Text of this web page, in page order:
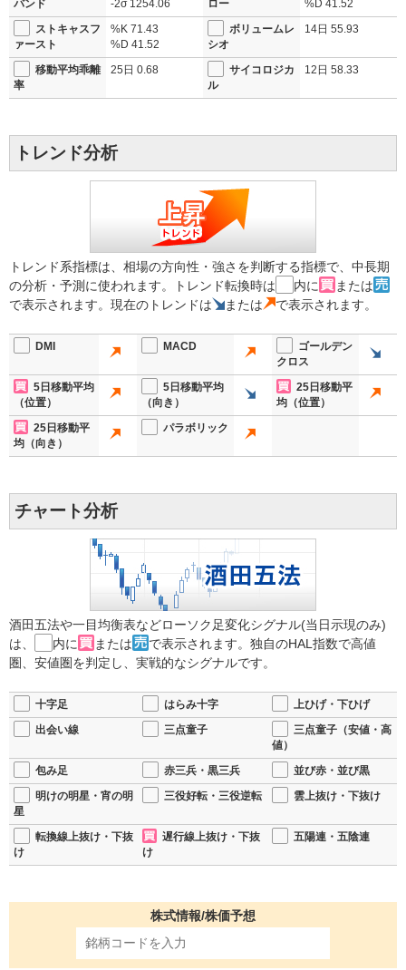
バンド -2σ 1254.06 ロー %D 41.52
ストキャスフ
ァースト
%K 71.43
%D 41.52
ボリュームレ
シオ
14日 55.93
移動平均乖離
率
25日 0.68
サイコロジカ
ル
12日 58.33
トレンド分析
トレンド系指標は、相場の方向性・強さを判断する指標で、中長期
の分析・予測に使われます。トレンド転換時は
内に
または
で表示されます。現在のトレンドは
または で表示されます。
DMI MACD
ゴールデン
クロス
5日移動平均
（位置）
5日移動平均
（向き）
25日移動平
均（位置）
25日移動平
均（向き）
パラボリック
チャート分析
酒田五法や一目均衡表などローソク足変化シグナル(当日示現のみ)
は、
内に または
で表示されます。独自のHAL指数で高値
圏、安値圏を判定し、実戦的なシグナルです。
十字足 はらみ十字
上ひげ・下ひげ
出会い線
三点童子
三点童子（安値・高
値）
包み足
赤三兵・黒三兵
並び赤・並び黒
明けの明星・宵の明
星
三役好転・三役逆転 雲上抜け・下抜け
転換線上抜け・下抜
け
遅行線上抜け・下抜
け
五陽連・五陰連
株式情報/株価予想